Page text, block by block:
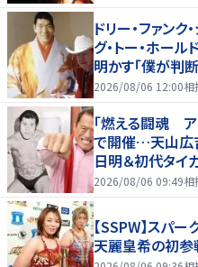
ドリー・ファンク
グ・トー・ホー
明かす「僕が判
2026/08/06 12:00相
「燃える闘魂
で開催…天山広
日明＆初代タイ
７まで
2026/08/06 09:49相
【SSPW】スパ
天麗皇希の初